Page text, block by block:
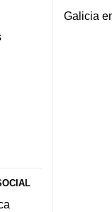
Galicia